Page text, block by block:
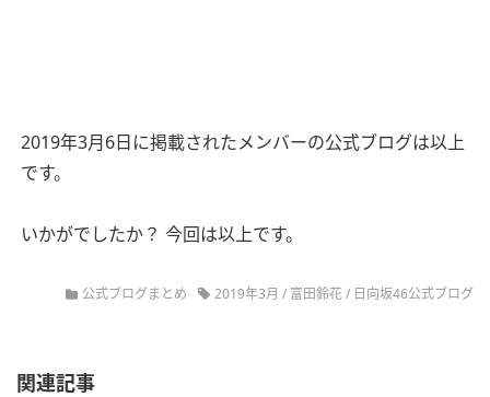
2019年3月6日に掲載されたメンバーの公式ブログは以上
です。
いかがでしたか？ 今回は以上です。
公式ブログまとめ 2019年3月 / 富田鈴花/ 日向坂46公式ブログ
関連記事